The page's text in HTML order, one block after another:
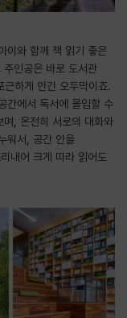
이와 함께 책 읽기 좋은
인공은 바로 도서관
근하게 안긴 오두막이죠.
간에서 독서에 몰입할 수
며, 온전히 서로의 대화와
워서, 공간 안을
내어 크게 따라 읽어도